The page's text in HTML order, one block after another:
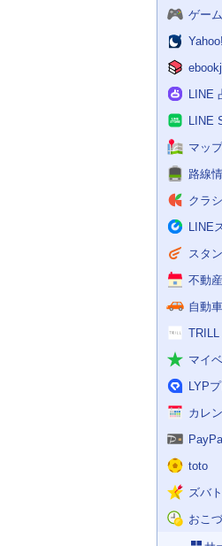
ゲーム
LINE
LINE
マップ
路線
クラ
LINE
スタ
不動産
自動車
TRILL
マイ
LYP
カレ
toto
ズバ
おこ